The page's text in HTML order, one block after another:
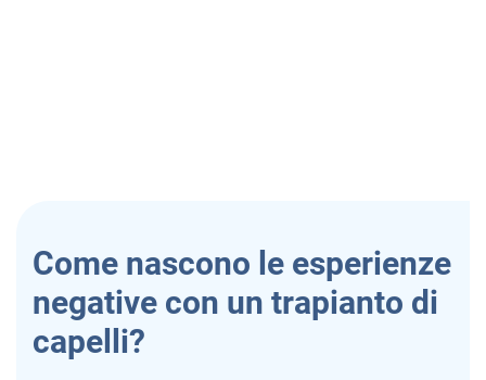
Come nascono le esperienze
negative con un trapianto di
capelli?